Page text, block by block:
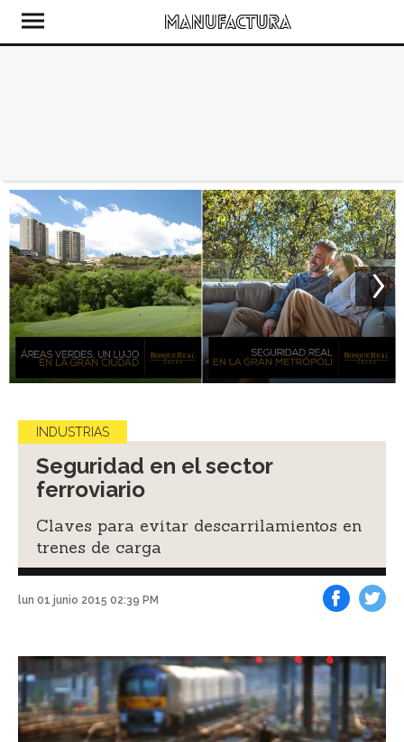
INDUSTRIAS
Seguridad en el sector
ferroviario
Claves para evitar descarrilamientos en
trenes de carga
lun 01 junio 2015 02:39 PM